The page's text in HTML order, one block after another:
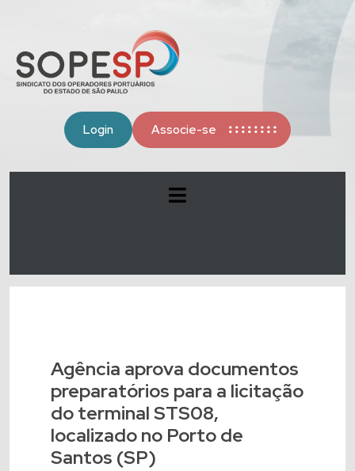
Login Associe-se
Agência aprova documentos
preparatórios para a licitação
do terminal STS08,
localizado no Porto de
Santos (SP)